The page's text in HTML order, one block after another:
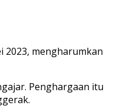
2023, mengharumkan
Penghargaan itu